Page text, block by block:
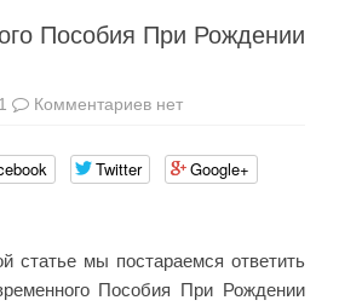
Пособия При Рождении
Комментариевк
Пособия
При
Рождении
нет
Twitter
Google+
статье мы постараемся ответить
Пособия При Рождении